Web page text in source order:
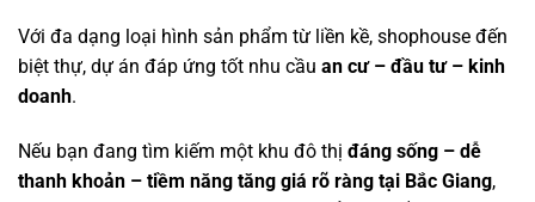
Với đa dạng loại hình sản phẩm từ liền kề, shophouse đến
biệt thự, dự án đáp ứng tốt nhu cầu an cư – đầu tư – kinh
doanh.
Nếu bạn đang tìm kiếm một khu đô thị đáng sống – dễ
thanh khoản – tiềm năng tăng giá rõ ràng tại Bắc Giang,